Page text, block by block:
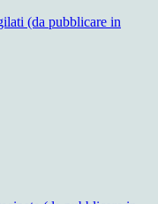
(da pubblicare in